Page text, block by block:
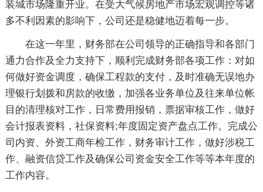
装城市场隆重开业。在受大气候房地产市场宏观调控等诸
多不利因素的影响下，公司还是稳健地迈着每一步。
在这一年里，财务部在公司领导的正确指导和各部门
通力合作及全力支持下，顺利完成财务部各项工作：对如
何做好资金调度，确保工程款的支付，及时准确无误地办
理银行划拨和房款的收缴，加强各业务单位及往来单位帐
目的清理核对工作，日常费用报销，票据审核工作，做好
会计报表资料，社保资料;年度固定资产盘点工作。完成公
司内资、外资工商年检工作，财务审计工作，做好涉税工
作、融资信贷工作及确保公司资金安全工作等等本年度的
工作内容。